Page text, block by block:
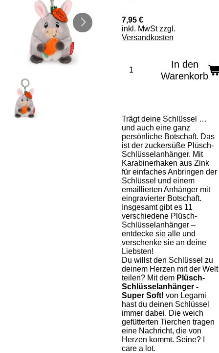
7,95 €
inkl. MwSt zzgl.
Versandkosten
In den
Warenkorb
Trägt deine Schlüssel …
und auch eine ganz
persönliche Botschaft. Das
ist der zuckersüße Plüsch-
Schlüsselanhänger. Mit
Karabinerhaken aus Zink
für einfaches Anbringen der
Schlüssel und einem
emaillierten Anhänger mit
eingravierter Botschaft.
Insgesamt gibt es 11
verschiedene Plüsch-
Schlüsselanhänger –
entdecke sie alle und
verschenke sie an deine
Liebsten!
Du willst den Schlüssel zu
deinem Herzen mit der Welt
teilen? Mit dem Plüsch-
Schlüsselanhänger -
Super Soft! von Legami
hast du deinen Schlüssel
immer dabei. Die weich
gefütterten Tierchen tragen
eine Nachricht, die von
Herzen kommt. Seine? I
care a lot.